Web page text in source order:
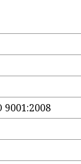
9001:2008